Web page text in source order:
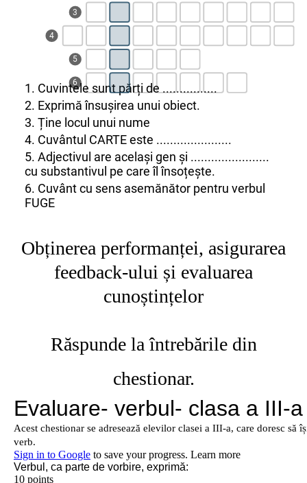
3
4
5
6
1. Cuvintele sunt părți de ................
2. Exprimă însușirea unui obiect.
3. Ține locul unui nume
4. Cuvântul CARTE este ......................
5. Adjectivul are același gen și .......................
cu substantivul pe care îl însoțește.
6. Cuvânt cu sens asemănător pentru verbul
FUGE
Obținerea performanței, asigurarea
feedback-ului și evaluarea
cunoștințelor
Răspunde la întrebările din
chestionar.